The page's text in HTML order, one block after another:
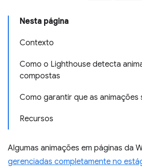
Nesta página
Contexto
Como o Lighthouse detecta
compostas
Como garantir que as animações
Recursos
Algumas animações em páginas da
gerenciadas completamente no